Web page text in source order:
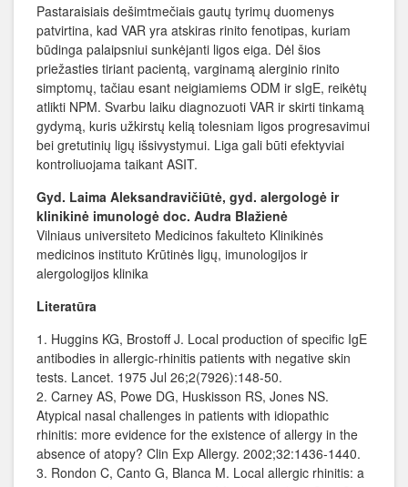
Pastaraisiais dešimtmečiais gautų tyrimų duomenys
patvirtina, kad VAR yra atskiras rinito fenotipas, kuriam
būdinga palaipsniui sunkėjanti ligos eiga. Dėl šios
priežasties tiriant pacientą, varginamą alerginio rinito
simptomų, tačiau esant neigiamiems ODM ir sIgE, reikėtų
atlikti NPM. Svarbu laiku diagnozuoti VAR ir skirti tinkamą
gydymą, kuris užkirstų kelią tolesniam ligos progresavimui
bei gretutinių ligų išsivystymui. Liga gali būti efektyviai
kontroliuojama taikant ASIT.
Gyd. Laima Aleksandravičiūtė, gyd. alergologė ir
klinikinė imunologė doc. Audra Blažienė
Vilniaus universiteto Medicinos fakulteto Klinikinės
medicinos instituto Krūtinės ligų, imunologijos ir
alergologijos klinika
Literatūra
1. Huggins KG, Brostoff J. Local production of specific IgE
antibodies in allergic-rhinitis patients with negative skin
tests. Lancet. 1975 Jul 26;2(7926):148-50.
2. Carney AS, Powe DG, Huskisson RS, Jones NS.
Atypical nasal challenges in patients with idiopathic
rhinitis: more evidence for the existence of allergy in the
absence of atopy? Clin Exp Allergy. 2002;32:1436‐1440.
3. Rondon C, Canto G, Blanca M. Local allergic rhinitis: a